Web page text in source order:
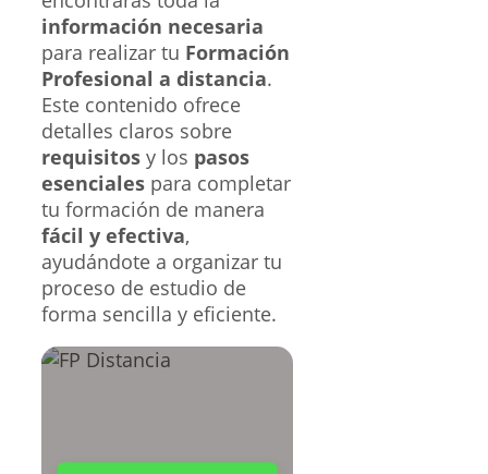
información necesaria
para realizar tu Formación
Profesional a distancia.
Este contenido ofrece
detalles claros sobre
requisitos y los pasos
esenciales para completar
tu formación de manera
fácil y efectiva,
ayudándote a organizar tu
proceso de estudio de
forma sencilla y eficiente.